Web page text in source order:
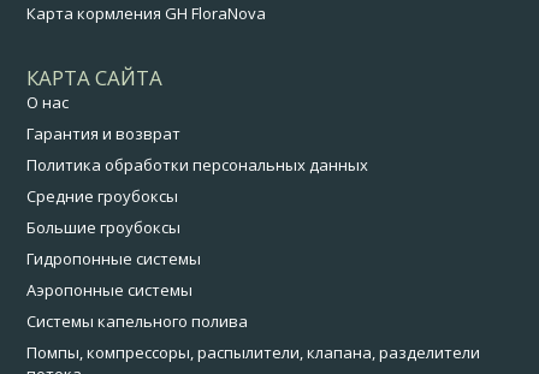
Карта кормления GH FloraNova
КАРТА САЙТА
О нас
Гарантия и возврат
Политика обработки персональных данных
Средние гроубоксы
Большие гроубоксы
Гидропонные системы
Аэропонные системы
Системы капельного полива
Помпы, компрессоры, распылители, клапана, разделители